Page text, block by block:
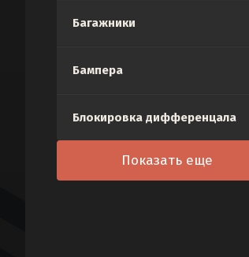
Багажники
Бампера
Блокировка дифференцала
Показать еще